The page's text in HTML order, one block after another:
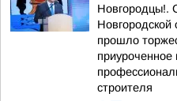
Новгородцы!.
прошло
приуроченное
строителя